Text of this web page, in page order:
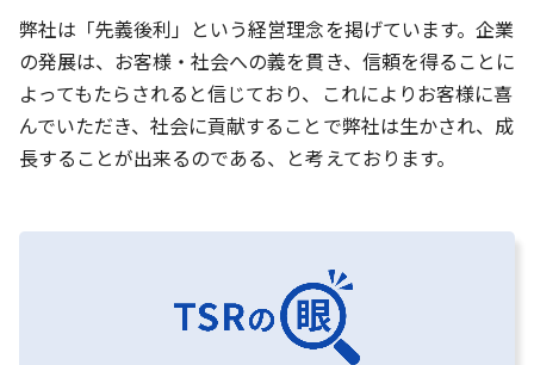
弊社は「先義後利」という経営理念を掲げています。企業
の発展は、お客様・社会への義を貫き、信頼を得ることに
よってもたらされると信じており、これによりお客様に喜
んでいただき、社会に貢献することで弊社は生かされ、成
長することが出来るのである、と考えております。